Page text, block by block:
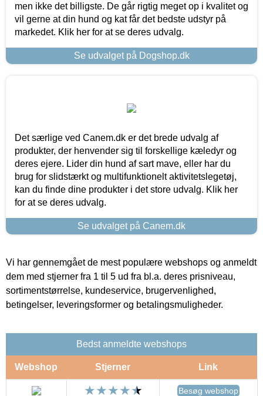
men ikke det billigste. De går rigtig meget op i kvalitet og
vil gerne at din hund og kat får det bedste udstyr på
markedet. Klik her for at se deres udvalg.
Se udvalget på Dogshop.dk
Det særlige ved Canem.dk er det brede udvalg af
produkter, der henvender sig til forskellige kæledyr og
deres ejere. Lider din hund af sart mave, eller har du
brug for slidstærkt og multifunktionelt aktivitetslegetøj,
kan du finde dine produkter i det store udvalg. Klik her
for at se deres udvalg.
Se udvalget på Canem.dk
Vi har gennemgået de mest populære webshops og anmeldt
dem med stjerner fra 1 til 5 ud fra bl.a. deres prisniveau,
sortimentstørrelse, kundeservice, brugervenlighed,
betingelser, leveringsformer og betalingsmuligheder.
Bedst anmeldte webshops
Webshop Stjerner Link
Besøg webshop